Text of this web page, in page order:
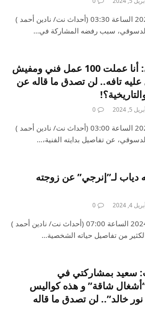
الجمعة ، 05 ابريل 2024 الساعة 03:30 (أحداث نت/ نادين أحمد )
سبب رفضه المشاركة في…
طارق الدسوقي: أنا عملت 100 عمل فني ومفيش
عليه تافه.. لن تصدق ما قاله عن
5, 2024
0
الجمعة ، 05 ابريل 2024 الساعة 03:00 (أحداث نت/ نادين أحمد )
عن تفاصيل بدايته الفنية،…
دياب لـ”إنرجي” عن زوجته
4, 2024
0
الخميس ، 04 ابريل 2024 الساعة 07:00 (أحداث نت/ نادين أحمد )
من تفاصيل حياته الشخصية…
سعيد بمشاركتي في
شاقة” و هذه كواليس
نور خالد”.. لن تصدق ما قاله